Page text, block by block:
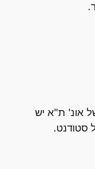
אונ' ת"א יש